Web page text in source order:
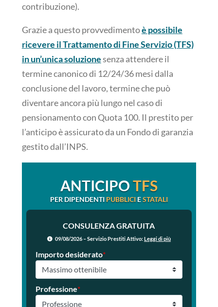
contribuzione).
Grazie a questo provvedimentoè possibile
ricevere il Trattamento di Fine Servizio (TFS)
in un’unica soluzionesenza attendere il
termine canonico di 12/24/36 mesi dalla
conclusione del lavoro, termine che può
diventare ancora più lungo nel caso di
pensionamento con Quota 100. Il prestito per
l’anticipo è assicurato da un Fondo di garanzia
gestito dall’INPS.
ANTICIPOTFS
PER DIPENDENTI PUBBLICI ESTATALI
CONSULENZA GRATUITA
09/08/2026 – Servizio Prestiti Attivo:Leggi di più
Importo desiderato*
Professione*